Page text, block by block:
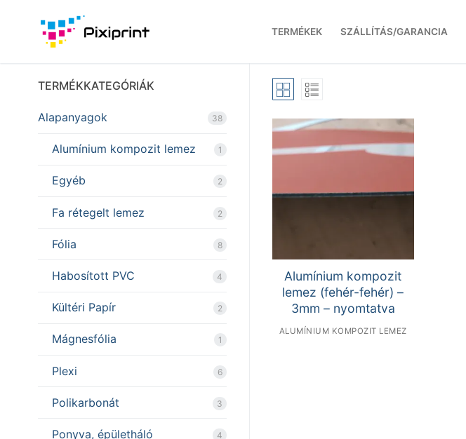
tartalomra
TERMÉKEK SZÁLLÍTÁS/GARANCIA
Alumínium kompozit
lemez (fehér-fehér) –
3mm – nyomtatva
ALUMÍNIUM KOMPOZIT LEMEZ
TERMÉKKATEGÓRIÁK
Alapanyagok 38
Alumínium kompozit lemez 1
Egyéb 2
Fa rétegelt lemez 2
Fólia 8
Habosított PVC 4
Kültéri Papír 2
Mágnesfólia 1
Plexi 6
Polikarbonát 3
Ponyva, épületháló 4